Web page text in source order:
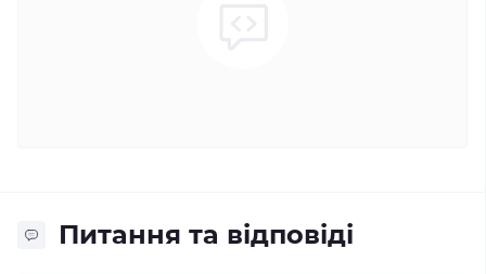
Питання та відповіді